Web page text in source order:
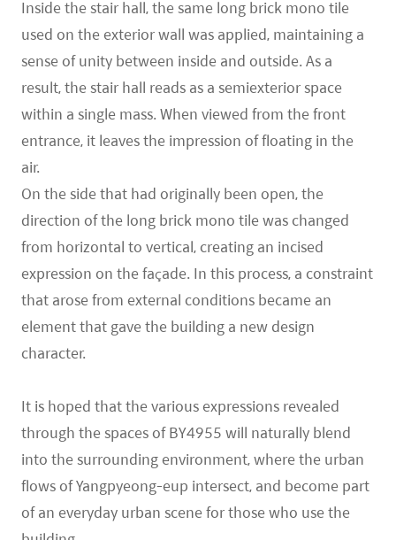
Inside the stair hall, the same long brick mono tile
used on the exterior wall was applied, maintaining a
sense of unity between inside and outside. As a
result, the stair hall reads as a semiexterior space
within a single mass. When viewed from the front
entrance, it leaves the impression of floating in the
air.
On the side that had originally been open, the
direction of the long brick mono tile was changed
from horizontal to vertical, creating an incised
expression on the façade. In this process, a constraint
that arose from external conditions became an
element that gave the building a new design
character.
It is hoped that the various expressions revealed
through the spaces of BY4955 will naturally blend
into the surrounding environment, where the urban
flows of Yangpyeong-eup intersect, and become part
of an everyday urban scene for those who use the